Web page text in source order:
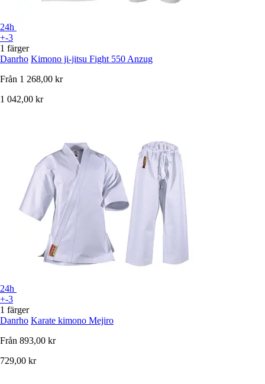
24h
+-3
1 färger
Danrho Kimono ji-jitsu Fight 550 Anzug
Från 1 268,00 kr
1 042,00 kr
24h
+-3
1 färger
Danrho Karate kimono Mejiro
Från 893,00 kr
729,00 kr